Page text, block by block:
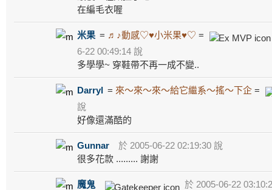
在編毛衣喔
米果 = ♬♪動感♡♥小米果♥♡ =
6-22 00:49:14 說
多學學~ 穿鞋帶不再一成不變..
Darryl = 來～來～來～給它繼系～搖～下企 =
說
好像還滿酷的
Gunnar
於 2005-06-22 02:19:30 說
很多花款 ......... 謝謝
魔鬼
於 2005-06-22